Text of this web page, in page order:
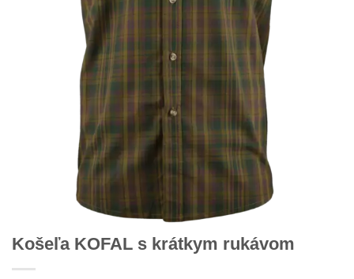
Košeľa KOFAL s krátkym rukávom